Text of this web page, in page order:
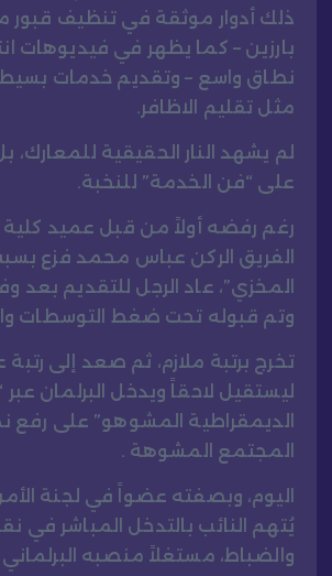
ذلك أدوار موثقة في تنظيف قبور
بارزين – كما يظهر في فيديوهات
نطاق واسع – وتقديم خدمات بسيطة
مثل تقليم الاظافر.
لم يشهد النار الحقيقية للمعارك،
على “فن الخدمة” للنخبة.
رغم رفضه أولاً من قبل عميد كلية
الفريق الركن عباس محمد فزع
المخزي”، عاد الرجل للتقديم بعد
وتم قبوله تحت ضغط التوسطات
تخرج برتبة ملازم، ثم صعد إلى رتبة
ليستقيل لاحقاً ويدخل البرلمان عبر
الديمقراطية المشوهو” على رفع
المجتمع المشوهة .
اليوم، وبصفته عضواً في لجنة
يُتهم النائب بالتدخل المباشر في
والضباط، مستغلاً منصبه